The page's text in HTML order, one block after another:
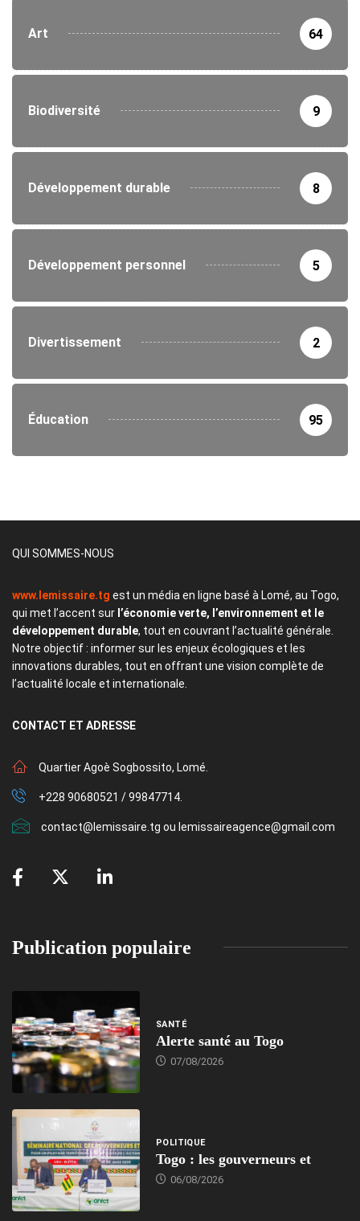
Art 64
Biodiversité 9
Développement durable 8
Développement personnel 5
Divertissement 2
Éducation 95
QUI SOMMES-NOUS
www.lemissaire.tg est un média en ligne basé à Lomé, au Togo,
qui met l’accent sur l’économie verte, l’environnement et le
développement durable, tout en couvrant l’actualité générale.
Notre objectif : informer sur les enjeux écologiques et les
innovations durables, tout en offrant une vision complète de
l’actualité locale et internationale.
CONTACT ET ADRESSE
Quartier Agoè Sogbossito, Lomé.
+228 90680521 / 99847714.
contact@lemissaire.tg ou lemissaireagence@gmail.com
Publication populaire
SANTÉ
Alerte santé au Togo
07/08/2026
POLITIQUE
Togo : les gouverneurs et
06/08/2026